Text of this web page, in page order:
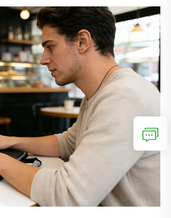
kozmetiko iz neoprena postale tako